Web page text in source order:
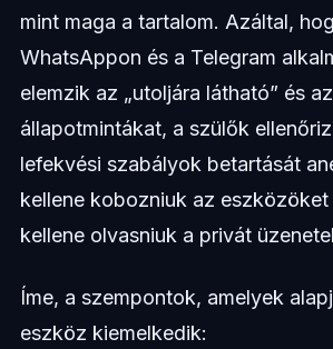
mint maga a tartalom. Azáltal,
WhatsAppon és a Telegram
elemzik az „utoljára látható” és
állapotmintákat, a szülők
lefekvési szabályok betartását
kellene kobozniuk az
kellene olvasniuk a privát
Íme, a szempontok, amelyek
eszköz kiemelkedik: